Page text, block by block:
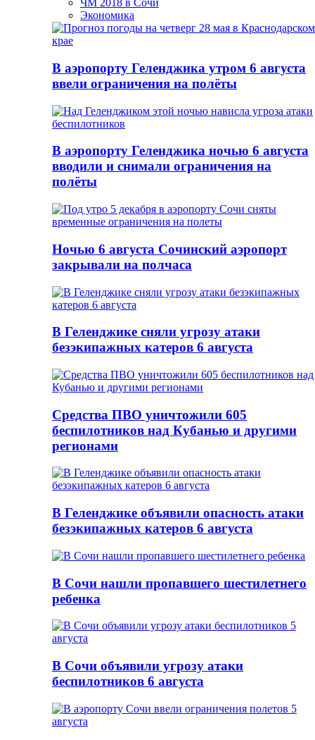
ЧМ 2018 в Сочи
Экономика
В аэропорту Геленджика утром 6 августа
ввели ограничения на полёты
В аэропорту Геленджика ночью 6 августа
вводили и снимали ограничения на
полёты
Ночью 6 августа Сочинский аэропорт
закрывали на полчаса
В Геленджике сняли угрозу атаки
безэкипажных катеров 6 августа
Средства ПВО уничтожили 605
беспилотников над Кубанью и другими
регионами
В Геленджике объявили опасность атаки
безэкипажных катеров 6 августа
В Сочи нашли пропавшего шестилетнего
ребенка
В Сочи объявили угрозу атаки
беспилотников 6 августа